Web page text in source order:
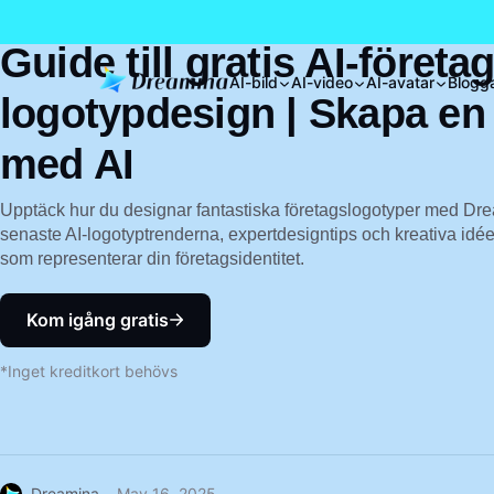
AI-bild AI-video AI-avatar
Guide till gratis AI-
logotypdesign | Skapa
med AI
Upptäck hur du designar fantastiska företagslogotyper med
senaste AI-logotyptrenderna, expertdesigntips och kreativa
som representerar din företagsidentitet.
Kom igång gratis
*Inget kreditkort behövs